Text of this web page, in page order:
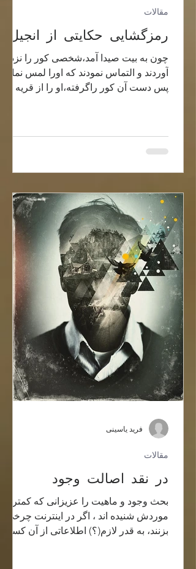
رمزگشایی حکایتی از انجیل
چون به بیت صیدا آمد،شخصی کور را نزد او
آوردند و التماس نمودند که اورا لمس نماید.
پس دست آن کور راگرفته،او را از قریه
مقالات
در نقد اصالت وجود
بحث وجود و ماهیت را عزیزانی که کمتر در
موردش شنیده اند ، اگر در اینترنت چرخی
بزنند، به قدر لازم(؟) اطلاعاتی از آن کسب
مقالات
فرید یاسینی